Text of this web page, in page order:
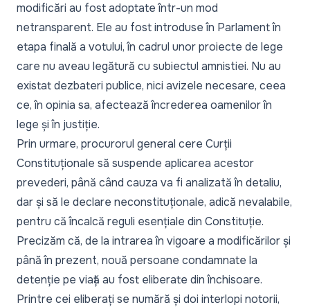
modificări au fost adoptate într-un mod
netransparent. Ele au fost introduse în Parlament în
etapa finală a votului, în cadrul unor proiecte de lege
care nu aveau legătură cu subiectul amnistiei. Nu au
existat dezbateri publice, nici avizele necesare, ceea
ce, în opinia sa, afectează încrederea oamenilor în
lege și în justiție.
Prin urmare, procurorul general cere Curții
Constituționale să suspende aplicarea acestor
prevederi, până când cauza va fi analizată în detaliu,
dar și să le declare neconstituționale, adică nevalabile,
pentru că încalcă reguli esențiale din Constituție.
Precizăm că, de la intrarea în vigoare a modificărilor și
până în prezent, nouă persoane condamnate la
detenție pe viață au fost eliberate din închisoare.
Printre cei eliberați se numără și doi interlopi notorii,